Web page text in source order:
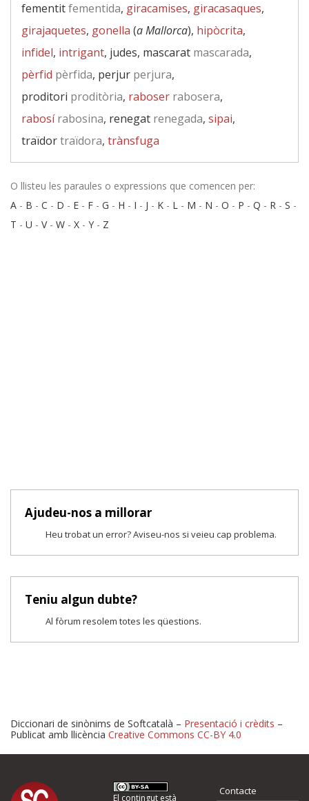
fementitfementida, giracamises, giracasaques,
girajaquetes, gonella (a Mallorca), hipòcrita,
infidel, intrigant, judes, mascarat mascarada,
pèrfid pèrfida, perjur perjura,
proditori proditòria, raboser rabosera,
rabosírabosina, renegat renegada, sipai,
traïdortraïdora, trànsfuga
O llisteu les paraules o expressions que comencen per:
A - B - C - D - E - F - G - H - I - J - K - L - M - N - O - P - Q - R - S -
T - U - V- W - X - Y - Z
Ajudeu-nos a millorar
Heu trobat un error? Aviseu-nos si veieu cap problema.
Teniu algun dubte?
Al fòrum resolem totes les qüestions.
Proposeu-nos millores o
Diccionari de sinònims de Softcatalà – Presentació i crèdits –
Publicat amb llicència Creative Commons CC-BY 4.0
El contingut està
Contacte